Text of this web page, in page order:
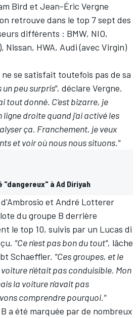
Bird et Jean-Éric Vergne
retrouve dans le top 7 sept des
différents : BMW, NIO,
Nissan, HWA, Audi (avec Virgin)
se satisfait toutefois pas de sa
un peu surpris", déclare Vergne.
tout donné. C'est bizarre, je
ligne droite quand j'ai activé les
ça. Franchement, je veux
et voir où nous nous situons."
à Ad Diriyah
et André Lotterer
du groupe B derrière
le top 10, suivis par un Lucas di
"Ce n'est pas bon du tout", lâche
Schaeffler. "Ces groupes, et le
n'était pas conduisible. Mon
la voiture n'avait pas
comprendre pourquoi."
a été marquée par de nombreux